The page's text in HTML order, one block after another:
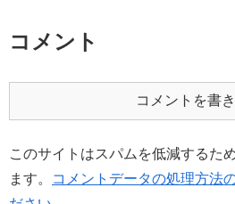
コメント
コメントを書
このサイトはスパムを低減するた
ます。
コメントデータの処理方法